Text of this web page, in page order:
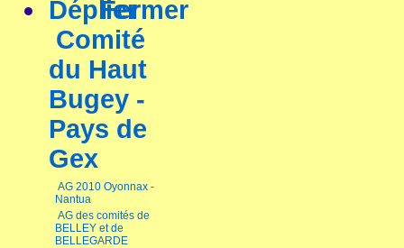
Comité
du Haut
Bugey -
Pays de
Gex
AG 2010 Oyonnax -
Nantua
AG des comités de
BELLEY et de
BELLEGARDE